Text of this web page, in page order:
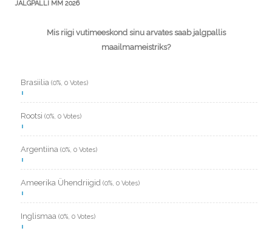
JALGPALLI MM 2026
Mis riigi vutimeeskond sinu arvates saab jalgpallis
maailmameistriks?
Brasiilia (0%, 0 Votes)
Rootsi (0%, 0 Votes)
Argentiina (0%, 0 Votes)
Ameerika Ühendriigid (0%, 0 Votes)
Inglismaa (0%, 0 Votes)